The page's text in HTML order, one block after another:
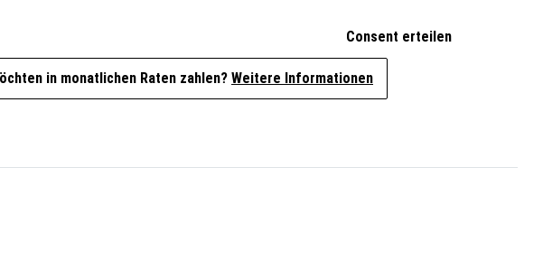
Consent erteilen
in monatlichen Raten zahlen? Weitere Informationen